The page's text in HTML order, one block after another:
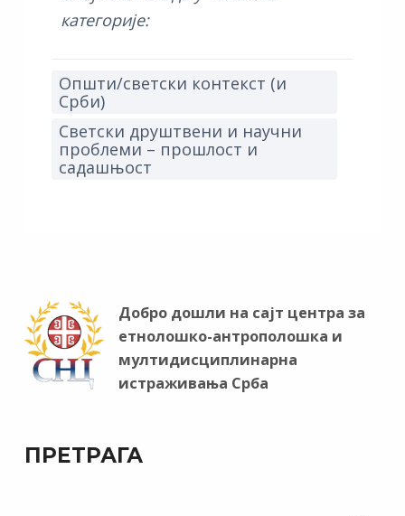
категорије:
Општи/светски контекст (и
Срби)
Светски друштвени и научни
проблеми – прошлост и
садашњост
Добро дошли на сајт центра за
етнолошко-антрополошка и
мултидисциплинарна
истраживања Срба
ПРЕТРАГА